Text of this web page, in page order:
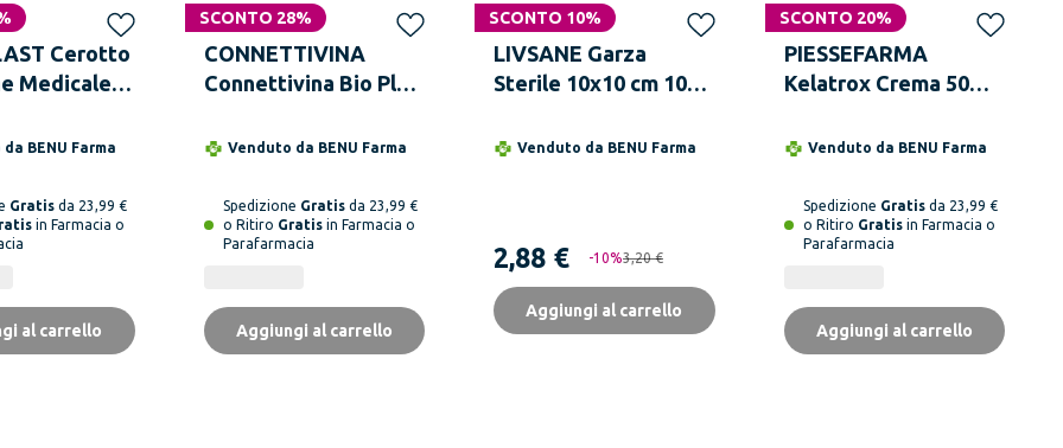
Cerotto
Medicale
da BENU Farma
Gratis da 23,99 €
in Farmacia o
al carrello
SCONTO 28%
CONNETTIVINA
Connettivina Bio Plus
Venduto da BENU Farma
Spedizione Gratisda 23,99 €
o Ritiro Gratisin Farmacia o
Parafarmacia
Aggiungi al carrello
SCONTO 10%
LIVSANE Garza
Sterile 10x10 cm 100
Tessuto non Tessuto
Venduto da BENU Farma
2,88 € -10%3,20 €
Aggiungi al carrello
SCONTO 20%
PIESSEFARMA
Kelatrox Crema 50ml
Ecchimosi
Venduto da BENU Farma
Spedizione Gratisda 23,99 €
o Ritiro Gratisin Farmacia o
Parafarmacia
Aggiungi al carrello